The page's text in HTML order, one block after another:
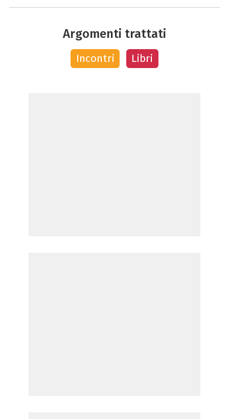
Argomenti trattati
Incontri Libri